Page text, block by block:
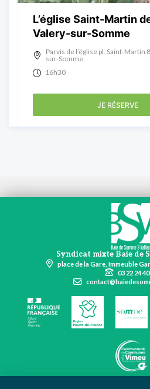
L’église Saint-Martin
Valery-sur-Somme
Parvis de l’église pl. Saint-Martin
sur-Somme
16h30
JE RÉSERVE
Syndicat mixte Baie de
place de la Gare, Immeuble
03 22 24